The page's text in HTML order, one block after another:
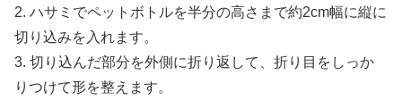
2. ハサミでペットボトルを半分の高さまで約2cm幅に縦に
切り込みを入れます。
3. 切り込んだ部分を外側に折り返して、折り目をしっか
りつけて形を整えます。